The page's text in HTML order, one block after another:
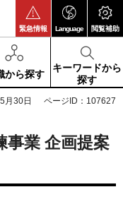
緊急情報 Language 閲覧補助
から探す
キーワードから
探す
月30日 ページID：107627
事業 企画提案